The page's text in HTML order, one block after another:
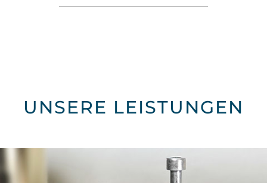
mit denen wir Ihre Rechte auch im Streitfall
UNSERE LEISTUNGEN